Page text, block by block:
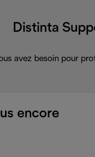
Distinta
avez besoin pour
encore